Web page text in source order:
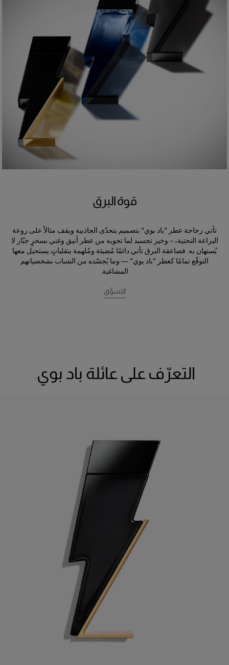
قوة البرق
تأتي زجاجة عطر "باد بوي" بتصميم يتحدّى الجاذبية ويقف مثالاً على روعة
البراعة النحتية، – وخير تجسيد لما تحويه من عطر أنيق وغني بسحرٍ جبّار لا
يُستهان به. فصاعقة البرق تأتي دائمًا مُضيئة ومُلهمة بتقلباتٍ يستحيل معها
التوقّع تمامًا كعطر "باد بوي" — وما يُجسّده من الشباب بشخصياتهم
المشاغبة.
التسوَّق
التعرّف على عائلة باد بوي